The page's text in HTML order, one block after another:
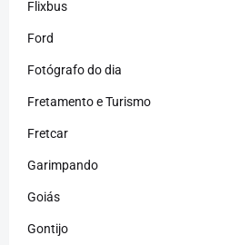
Flixbus
Ford
Fotógrafo do dia
Fretamento e Turismo
Fretcar
Garimpando
Goiás
Gontijo